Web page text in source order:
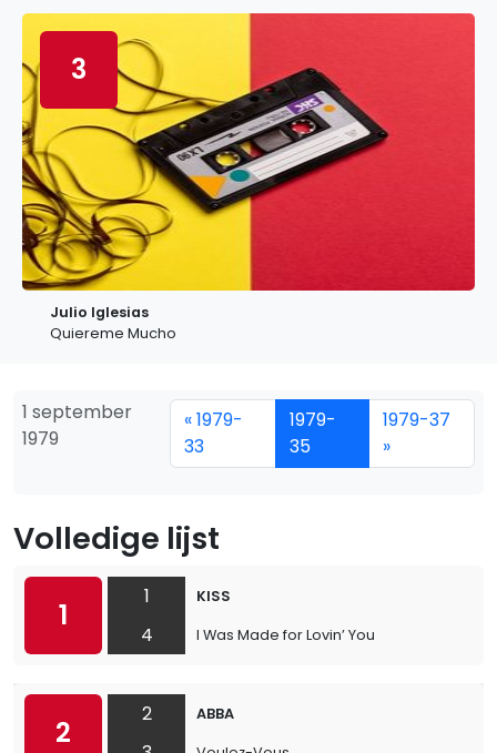
3
Julio Iglesias
Quiereme Mucho
1 september
1979
« 1979-
33
1979-
35
1979-37
»
Volledige lijst
1
1
4
KISS
I Was Made for Lovin’ You
2
2
ABBA